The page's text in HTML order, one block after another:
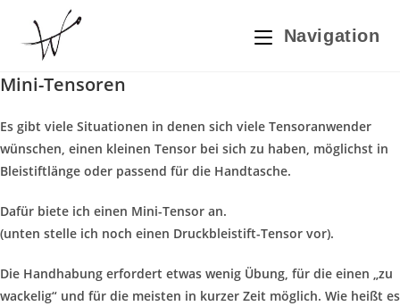
springen
Navigation
Mini-Tensoren
Es gibt viele Situationen in denen sich viele Tensoranwender
wünschen, einen kleinen Tensor bei sich zu haben, möglichst in
Bleistiftlänge oder passend für die Handtasche.
Dafür biete ich einen Mini-Tensor an.
(unten stelle ich noch einen Druckbleistift-Tensor vor).
Die Handhabung erfordert etwas wenig Übung, für die einen „zu
wackelig“ und für die meisten in kurzer Zeit möglich. Wie heißt es